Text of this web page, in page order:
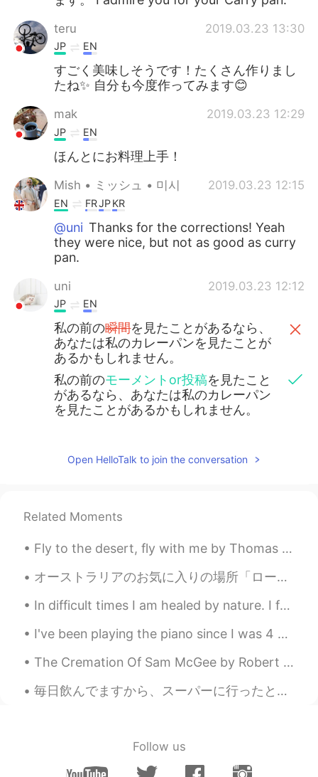
teru 2019.03.23 13:30
JP EN
すごく美味しそうです！たくさん作りまし
たね✨ 自分も今度作ってみます😊
mak 2019.03.23 12:29
JP EN
ほんとにお料理上手！
Mish • ミッシュ • 미시 2019.03.23 12:15
EN FRJPKR
@uni Thanks for the corrections! Yeah
they were nice, but not as good as curry
pan.
uni 2019.03.23 12:12
JP EN
私の前の瞬間を見たことがあるなら、
あなたは私のカレーパンを見たことが
あるかもしれません。
私の前のモーメントor投稿を見たこと
があるなら、あなたは私のカレーパン
を見たことがあるかもしれません。
Open HelloTalk to join the conversation
Related Moments
Fly to the desert, fly with me by Thomas Moore. Song of Nourmahal in “The Light of the Harem”. ...
オーストラリアのお気に入りの場所「ロードハウアイランド」を共有したいです。私の個人的な見方で、それはハワイの雰囲気と同じです。 シドニーからその場所への道は飛行機によるものです。総旅行 Sol...
In difficult times I am healed by nature. I feel so grateful to live in a beautiful place like th...
I've been playing the piano since I was 4 years old, and wrote songs that now I can't find 😭. I p...
The Cremation Of Sam McGee by Robert William Service. Part 2 of 5. And that very night, as we...
毎日飲んでますから、スーパーに行ったとき、いっぱい買いました。😎 Mt.Rainierのカフェラッテが大好きになってて、それを飲みたくなるたびに、コンビに行って、買ってますが、毎日飲んでしまっ...
Follow us